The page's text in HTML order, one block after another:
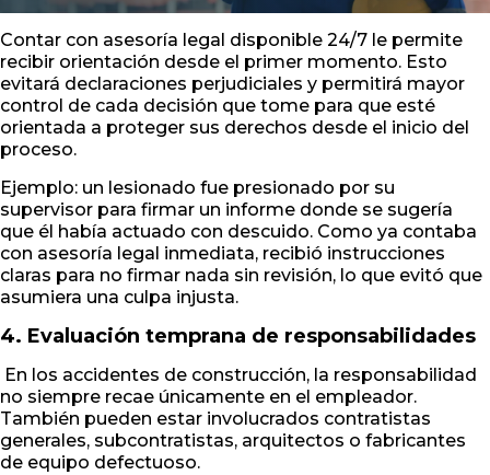
Contar con asesoría legal disponible 24/7 le permite
recibir orientación desde el primer momento. Esto
evitará declaraciones perjudiciales y permitirá mayor
control de cada decisión que tome para que esté
orientada a proteger sus derechos desde el inicio del
proceso.
Ejemplo: un lesionado fue presionado por su
supervisor para firmar un informe donde se sugería
que él había actuado con descuido. Como ya contaba
con asesoría legal inmediata, recibió instrucciones
claras para no firmar nada sin revisión, lo que evitó que
asumiera una culpa injusta.
4. Evaluación temprana de responsabilidades
En los accidentes de construcción, la responsabilidad
no siempre recae únicamente en el empleador.
También pueden estar involucrados contratistas
generales, subcontratistas, arquitectos o fabricantes
de equipo defectuoso.